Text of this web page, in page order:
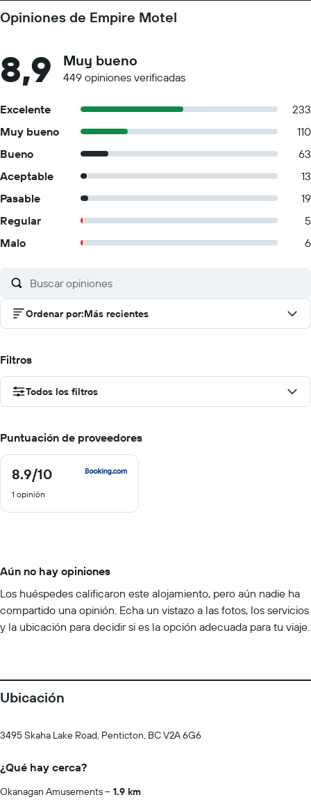
Opiniones de Empire Motel
8,9 Muy bueno
449 opiniones verificadas
Excelente
233
Muy bueno
110
Bueno
63
Aceptable
13
Pasable
19
Regular
5
Malo
6
Ordenar por:Más recientes
Filtros
Todos los filtros
Puntuación de proveedores
8.9/10
8.9
10
1 opinión
Aún no hay opiniones
Los huéspedes calificaron este alojamiento, pero aún nadie ha
compartido una opinión. Echa un vistazo a las fotos, los servicios
y la ubicación para decidir si es la opción adecuada para tu viaje.
Ubicación
3495 Skaha Lake Road, Penticton, BC V2A 6G6
¿Qué hay cerca?
Okanagan Amusements
1.9 km